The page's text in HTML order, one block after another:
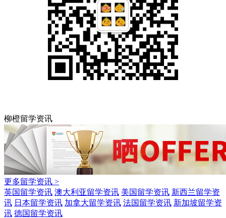
柳橙留学资讯
更多留学资讯 >
英国留学资讯 澳大利亚留学资讯 美国留学资讯 新西兰留学资
讯 日本留学资讯 加拿大留学资讯 法国留学资讯 新加坡留学资
讯 德国留学资讯